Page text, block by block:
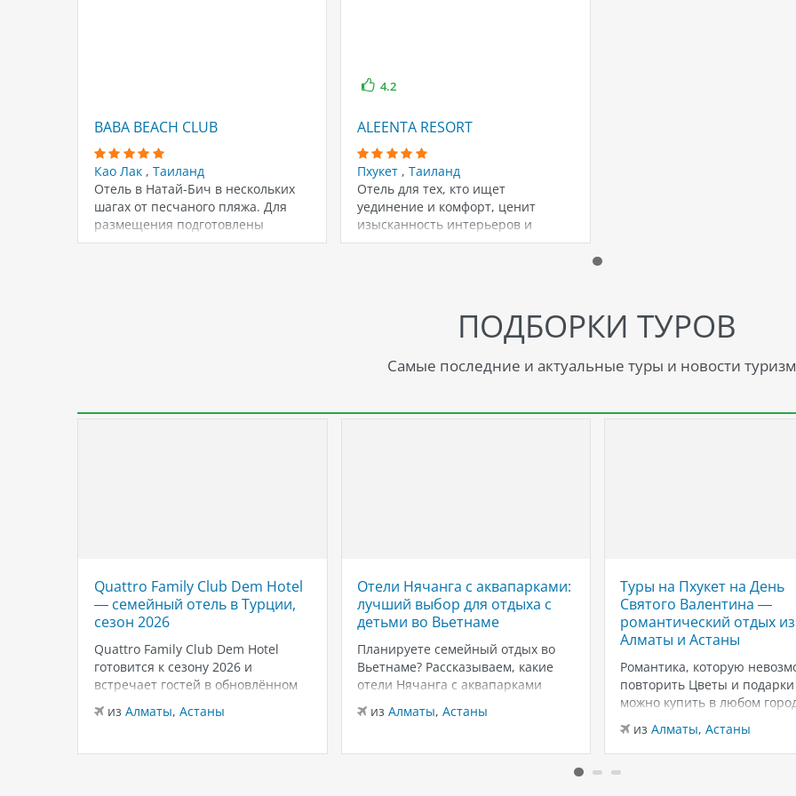
BABA BEACH CLUB
Као Лак , Таиланд
Отель в Натай-Бич в нескольких
шагах от песчаного пляжа. Для
размещения подготовлены
полностью укомплектованные
4.2
ALEENTA RESORT
Пхукет , Таиланд
Отель для тех, кто ищет
уединение и комфорт, ценит
изысканность интерьеров и
высокий уровень сервиса.…
ПОДБОРКИ ТУРОВ
Самые последние и актуальные туры и новости
Quattro Family Club Dem Hotel
— семейный отель в Турции,
сезон 2026
Quattro Family Club Dem Hotel
готовится к сезону 2026 и
встречает гостей в обновлённом
формате, делая ставку на
повышенный комфорт,
спокойного семейного отдыха у
из Алматы, Астаны
Отели Нячанга с аквапарками:
лучший выбор для отдыха с
детьми во Вьетнаме
Планируете семейный отдых во
Вьетнаме? Рассказываем, какие
отели Нячанга с аквапарками
подойдут для отдыха с детьми:
бассейны, горки, пляжи и
Нячанг — один из самых
из Алматы, Астаны
Туры на Пхукет на День
Святого Валентина —
романтический отдых из
Алматы и Астаны
Романтика, которую
повторить Цветы и подарки
можно купить в любом
вот тёплый песок, закаты у
Андаманского моря и
дней только для вас двоих
эмоции, которые
изАлматы,Астаны